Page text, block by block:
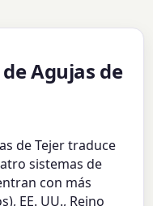
Agujas de
de Tejer traduce
sistemas de
con más
EE. UU., Reino